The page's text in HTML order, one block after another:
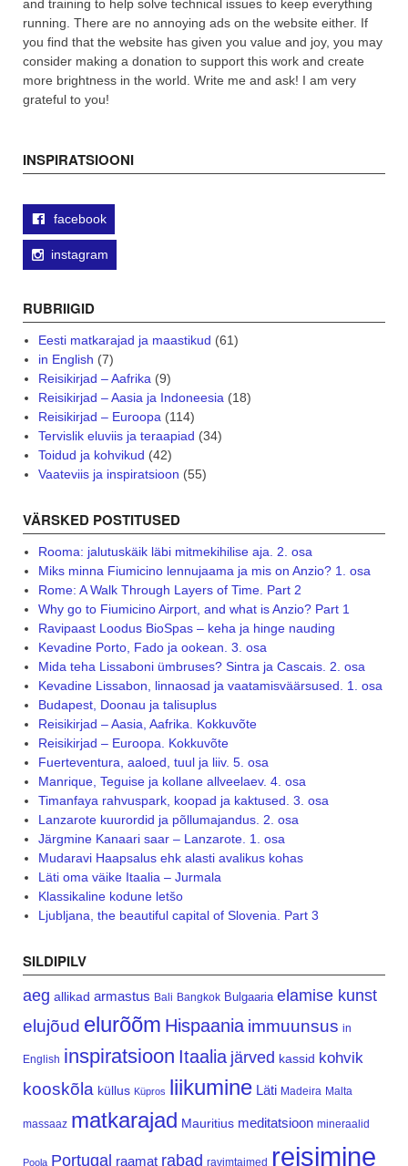
and training to help solve technical issues to keep everything
running. There are no annoying ads on the website either. If
you find that the website has given you value and joy, you may
consider making a donation to support this work and create
more brightness in the world. Write me and ask! I am very
grateful to you!
INSPIRATSIOONI
facebook
instagram
RUBRIIGID
Eesti matkarajad ja maastikud (61)
in English (7)
Reisikirjad – Aafrika (9)
Reisikirjad – Aasia ja Indoneesia (18)
Reisikirjad – Euroopa (114)
Tervislik eluviis ja teraapiad (34)
Toidud ja kohvikud (42)
Vaateviis ja inspiratsioon (55)
VÄRSKED POSTITUSED
Rooma: jalutuskäik läbi mitmekihilise aja. 2. osa
Miks minna Fiumicino lennujaama ja mis on Anzio? 1. osa
Rome: A Walk Through Layers of Time. Part 2
Why go to Fiumicino Airport, and what is Anzio? Part 1
Ravipaast Loodus BioSpas – keha ja hinge nauding
Kevadine Porto, Fado ja ookean. 3. osa
Mida teha Lissaboni ümbruses? Sintra ja Cascais. 2. osa
Kevadine Lissabon, linnaosad ja vaatamisväärsused. 1. osa
Budapest, Doonau ja talisuplus
Reisikirjad – Aasia, Aafrika. Kokkuvõte
Reisikirjad – Euroopa. Kokkuvõte
Fuerteventura, aaloed, tuul ja liiv. 5. osa
Manrique, Teguise ja kollane allveelaev. 4. osa
Timanfaya rahvuspark, koopad ja kaktused. 3. osa
Lanzarote kuurordid ja põllumajandus. 2. osa
Järgmine Kanaari saar – Lanzarote. 1. osa
Mudaravi Haapsalus ehk alasti avalikus kohas
Läti oma väike Itaalia – Jurmala
Klassikaline kodune letšo
Ljubljana, the beautiful capital of Slovenia. Part 3
SILDIPILV
aeg allikad armastus Bali Bangkok Bulgaaria elamise kunst
elujõud elurõõm Hispaania immuunsus in
English inspiratsioon Itaalia järved kassid kohvik
kooskõla küllus Küpros liikumine Läti Madeira Malta
massaaz matkarajad Mauritius meditatsioon mineraalid
Poola Portugal raamat rabad ravimtaimed reisimine